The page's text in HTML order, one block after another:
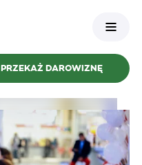
PRZEKAŻ DAROWIZNĘ